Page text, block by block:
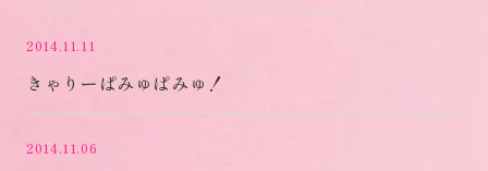
2014.11.11
きゃりーぱみゅぱみゅ！
2014.11.06